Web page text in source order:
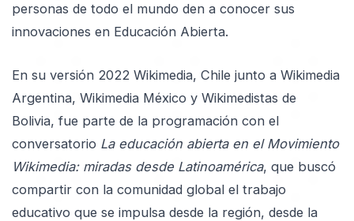
personas de todo el mundo den a conocer sus
innovaciones en Educación Abierta.
En su versión 2022 Wikimedia, Chile junto a Wikimedia
Argentina, Wikimedia México y Wikimedistas de
Bolivia, fue parte de la programación con el
conversatorio La educación abierta en el Movimiento
Wikimedia: miradas desde Latinoamérica, que buscó
compartir con la comunidad global el trabajo
educativo que se impulsa desde la región, desde la